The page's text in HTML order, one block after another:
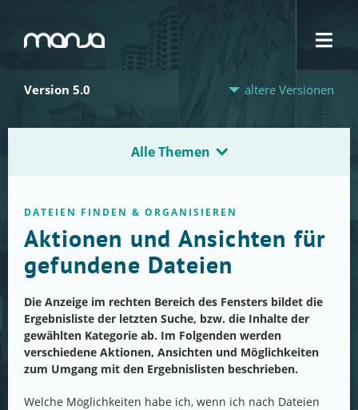
Navigation
Version 5.0 ältere Versionen
Alle Themen
DATEIEN FINDEN & ORGANISIEREN
Aktionen und Ansichten für
gefundene Dateien
Die Anzeige im rechten Bereich des Fensters bildet die
Ergebnisliste der letzten Suche, bzw. die Inhalte der
gewählten Kategorie ab. Im Folgenden werden
verschiedene Aktionen, Ansichten und Möglichkeiten
zum Umgang mit den Ergebnislisten beschrieben.
Welche Möglichkeiten habe ich, wenn ich nach Dateien